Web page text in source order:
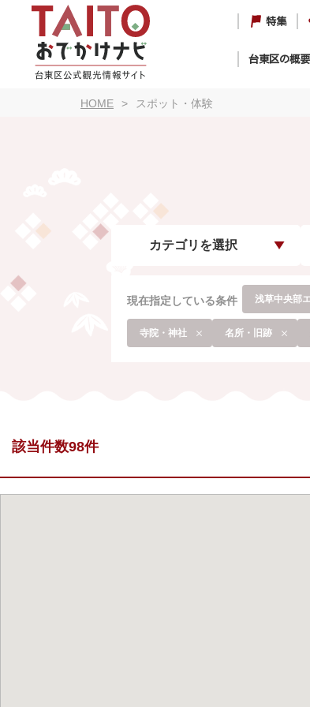
特集
台東区の概要
HOME スポット・体験
カテゴリを選択
現在指定している条件 浅草中央部
寺院・神社 名所・旧跡
該当件数98件